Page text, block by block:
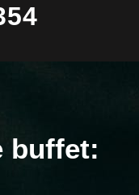
buffet: